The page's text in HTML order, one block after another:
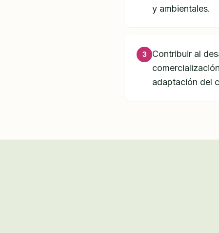
y ambientales.
3
Contribuir al
adaptación del